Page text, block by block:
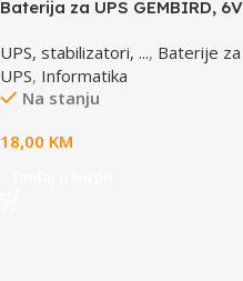
Baterija za UPS GEMBIRD, 6V
UPS, stabilizatori, ..., Baterije za
UPS, Informatika
Na stanju
18,00 KM